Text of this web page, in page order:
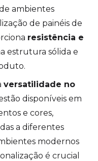
ambientes
de painéis de
resistência e
estrutura sólida e
versatilidade no
disponíveis em
e cores,
a diferentes
modernos
é crucial